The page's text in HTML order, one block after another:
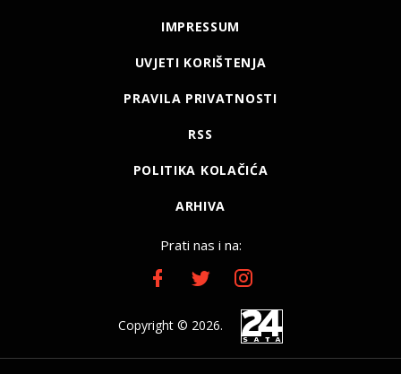
IMPRESSUM
UVJETI KORIŠTENJA
PRAVILA PRIVATNOSTI
RSS
POLITIKA KOLAČIĆA
ARHIVA
Prati nas i na:
Copyright © 2026.